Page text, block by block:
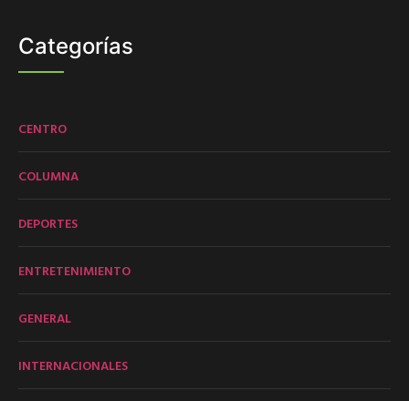
Categorías
CENTRO
COLUMNA
DEPORTES
ENTRETENIMIENTO
GENERAL
INTERNACIONALES